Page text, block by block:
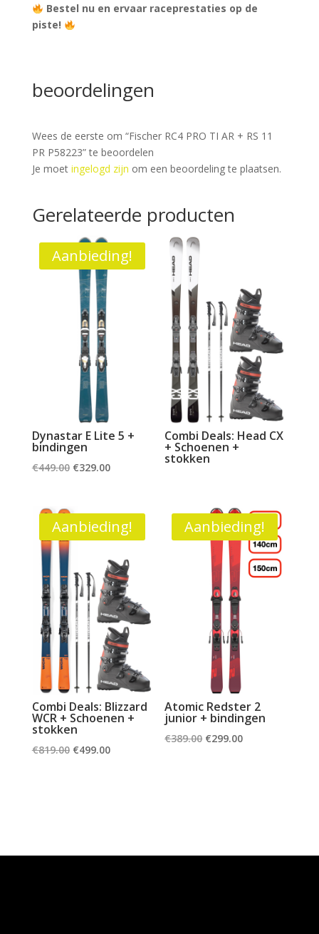
Bestel nu en ervaar raceprestaties op de
piste!
beoordelingen
Wees de eerste om “Fischer RC4 PRO TI AR + RS 11
PR P58223” te beoordelen
Je moet ingelogd zijn om een beoordeling te plaatsen.
Gerelateerde producten
Aanbieding!
Dynastar E Lite 5 +
bindingen
€449.00 Oorspronkelijke
€449.00.
€329.00Huidige
€329.00.
Combi Deals: Head CX
+ Schoenen +
stokken
Aanbieding!
Combi Deals: Blizzard
WCR + Schoenen +
stokken
€819.00 Oorspronkelijke
€499.00Huidige
Aanbieding!
Atomic Redster 2
junior + bindingen
€389.00 Oorspronkelijke
€299.00Huidige